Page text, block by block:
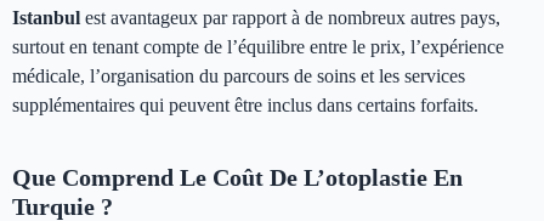
Istanbul est avantageux par rapport à de nombreux autres pays,
surtout en tenant compte de l’équilibre entre le prix, l’expérience
médicale, l’organisation du parcours de soins et les services
supplémentaires qui peuvent être inclus dans certains forfaits.
Que Comprend Le Coût De L’otoplastie En
Turquie ?